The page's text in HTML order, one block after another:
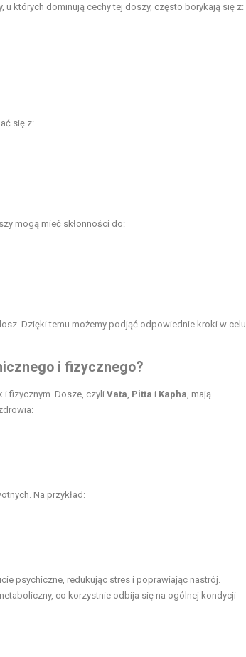
których dominują cechy tej doszy, często borykają się z:
się z:
mogą mieć skłonności do:
Dzięki temu możemy podjąć odpowiednie kroki w celu
i fizycznego?
fizycznym. Dosze, czyli Vata, Pitta i Kapha, mają
Na przykład:
psychiczne, redukując stres i poprawiając nastrój.
co korzystnie odbija się na ogólnej kondycji